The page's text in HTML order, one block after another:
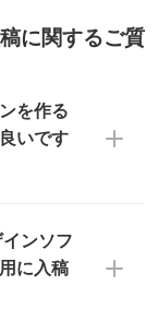
だく
ご確認
めに
パック
)
ない状
、海外
で予め
に関するご質
を作る
いです
」を使え
を作成
も豊富
ンソフ
に入稿